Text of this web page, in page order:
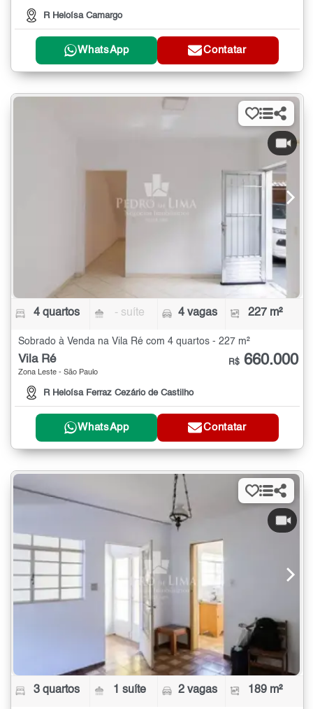
R Heloísa Camargo
WhatsApp Contatar
4 quartos - suíte 4 vagas 227 m²
Sobrado à Venda na Vila Ré com 4 quartos - 227 m²
Vila Ré
Zona Leste - São Paulo
R Heloísa Ferraz Cezário de Castilho
R$ 660.000
WhatsApp Contatar
3 quartos 1 suíte 2 vagas 189 m²